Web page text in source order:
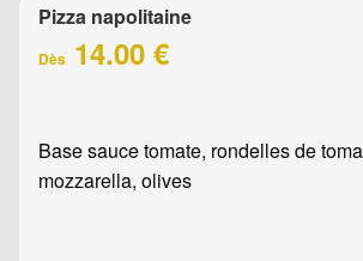
Pizza napolitaine
Dès 14.00 €
Base sauce tomate, rondelles de
mozzarella, olives